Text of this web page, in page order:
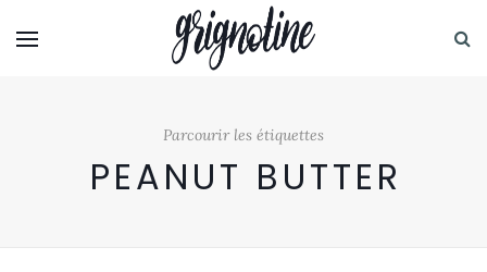
Parcourir les étiquettes
PEANUT BUTTER